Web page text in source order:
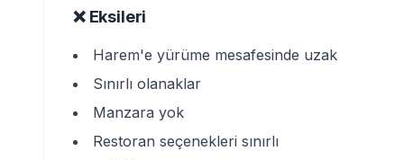
❌ Eksileri
Harem'e yürüme mesafesinde uzak
Sınırlı olanaklar
Manzara yok
Restoran seçenekleri sınırlı